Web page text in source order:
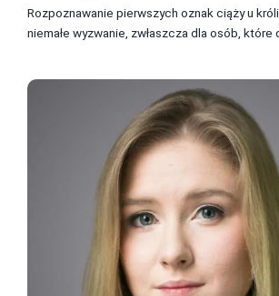
Rozpoznawanie pierwszych oznak ciąży u
niemałe wyzwanie, zwłaszcza dla osób, które